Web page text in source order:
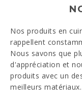
Nos produits en
rappellent
Nous savons que
d'appréciation et
produits avec un
meilleurs matériaux.